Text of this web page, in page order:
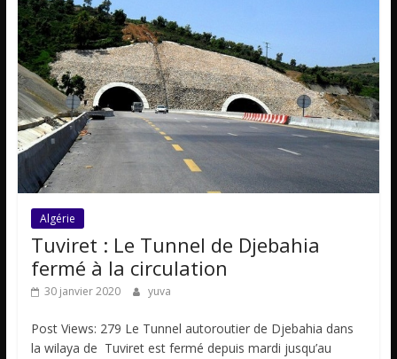
Algérie
Tuviret : Le Tunnel de Djebahia
fermé à la circulation
30 janvier 2020 yuva
Post Views: 279 Le Tunnel autoroutier de Djebahia dans
la wilaya de Tuviret est fermé depuis mardi jusqu’au